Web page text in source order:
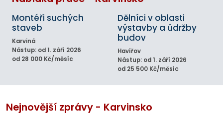
Montéři suchých
staveb
Karviná
Nástup: od 1. září 2026
od 28 000 Kč/měsíc
Dělníci v oblasti
výstavby a údržby
budov
Havířov
Nástup: od 1. září 2026
od 25 500 Kč/měsíc
Nejnovější zprávy - Karvinsko